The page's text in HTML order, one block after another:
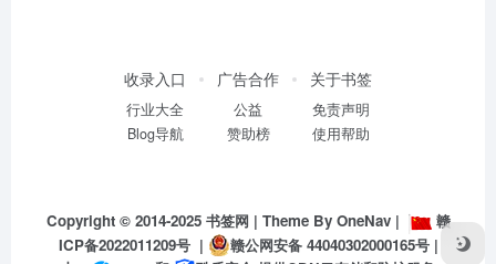
收录入口
行业大全
Blog导航
广告合作
公益
赞助榜
关于书签
免责声明
使用帮助
Copyright © 2014-2025 书签网 | Theme By OneNav|
赣
ICP备2022011209号| 赣公网安备 44040302000165号|